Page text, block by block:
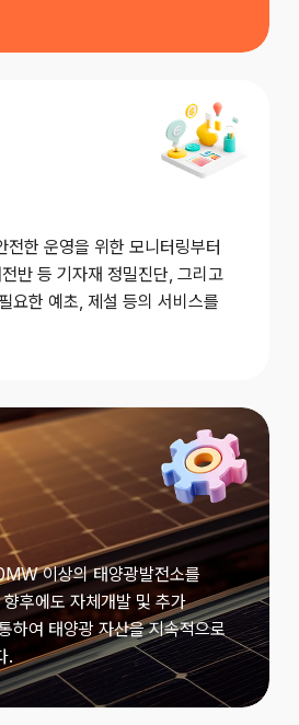
전한 운영을 위한 모니터링부터
반 등 기자재 정밀진단, 그리고
요한 예초, 제설 등의 서비스를
이상의 태양광발전소를
후에도 자체개발 및 추가
하여 태양광 자산을 지속적으로
.